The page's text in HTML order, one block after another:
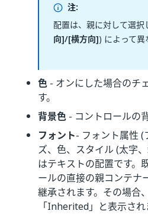
注:
配置は、親に対して選択
向]/[横方向]) によって異
色 - オンにした場合のチ
す。
背景色 - コントロールの
フォント- フォント属性 (
ズ、色、スタイル (太字
はテキストの配置です。
ールの直接の親コンテナ
継承されます。その場合
「Inherited」と表示され